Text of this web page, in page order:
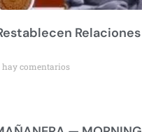
Relaciones
hay comentarios